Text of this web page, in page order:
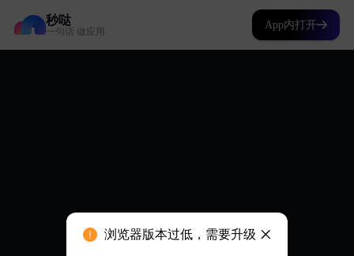
秒哒
一句话 做应用
App内打开
浏览器版本过低，需要升级